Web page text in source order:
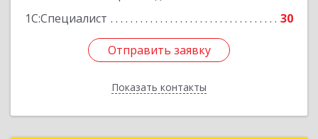
1С:Специалист
30
Отправить заявку
Показать контакты
Отправить заявку
Назад